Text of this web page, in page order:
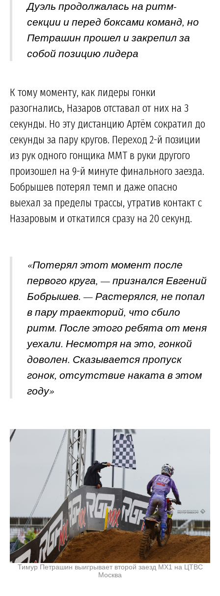
Дуэль продолжалась на ритм-
секции и перед боксами команд, но
Петрашин прошел и закрепил за
собой позицию лидера
К тому моменту, как лидеры гонки
разогнались, Назаров отставал от них на 3
секунды. Но эту дистанцию Артём сократил до
секунды за пару кругов. Переход 2-й позиции
из рук одного гонщика MMT в руки другого
произошел на 9-й минуте финального заезда.
Бобрышев потерял темп и даже опасно
выехал за пределы трассы, утратив контакт с
Назаровым и откатился сразу на 20 секунд.
«Потерял этот момент после
первого круга, — признался Евгений
Бобрышев. — Растерялся, не попал
в пару траекторий, что сбило
ритм. После этого ребята от меня
уехали. Несмотря на это, гонкой
доволен. Сказывается пропуск
гонок, отсутствие наката в этом
году»
Тимур Петрашин выигрывает второй заезд MX1 на ЦТВС
Москва